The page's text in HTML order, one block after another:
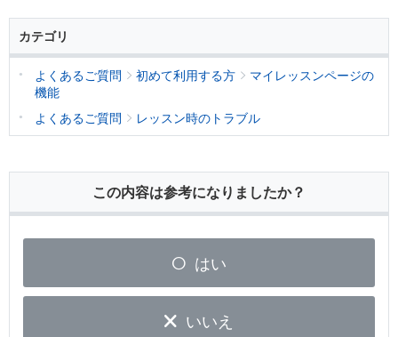
カテゴリ
よくあるご質問 初めて利用する方
マイレッスンページの
機能
よくあるご質問
レッスン時のトラブル
この内容は参考になりましたか？
はい
いいえ